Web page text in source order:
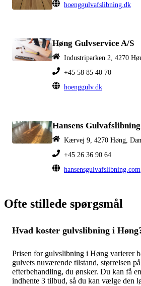
hoenggulvafslibning.dk
Høng Gulvservice A/S
Industriparken 2, 4270
+45 58 85 40 70
hoenggulv.dk
Hansens
Kærvej 9, 4270 Høng,
+45 26 36 90 64
hansensgulvafslibning.com
Ofte stillede spørgsmål
Hvad koster gulvslibning i
Prisen for gulvslibning i Høng varierer
gulvets nuværende tilstand, størrelsen
efterbehandling, du ønsker. Du kan få
indhente 3 tilbud, så du kan vælge den